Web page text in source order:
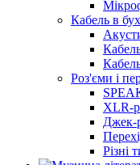
Кабель в
Роз'єми і
XLR-
Джек-
Різні